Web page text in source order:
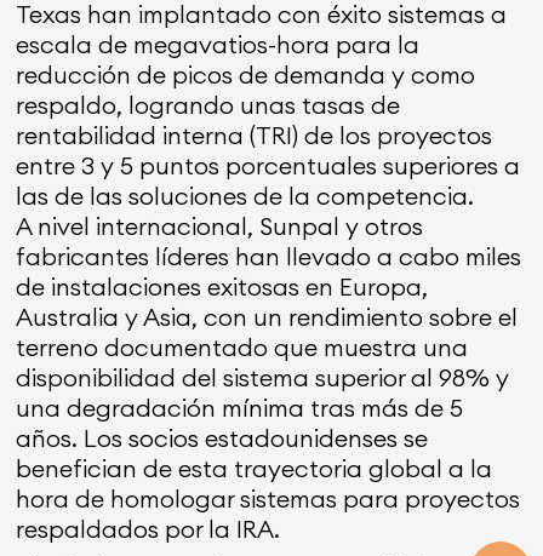
Texas han implantado con éxito sistemas a
escala de megavatios-hora para la
reducción de picos de demanda y como
respaldo, logrando unas tasas de
rentabilidad interna (TRI) de los proyectos
entre 3 y 5 puntos porcentuales superiores a
las de las soluciones de la competencia.
A nivel internacional, Sunpal y otros
fabricantes líderes han llevado a cabo miles
de instalaciones exitosas en Europa,
Australia y Asia, con un rendimiento sobre el
terreno documentado que muestra una
disponibilidad del sistema superior al 98% y
una degradación mínima tras más de 5
años. Los socios estadounidenses se
benefician de esta trayectoria global a la
hora de homologar sistemas para proyectos
respaldados por la IRA.